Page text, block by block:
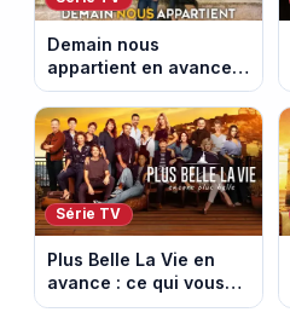
Demain nous
appartient en avance :
ce qui vous attend la
semaine du 10 au 14
août 2026 (spoiler)
Série TV
Plus Belle La Vie en
avance : ce qui vous
attend la semaine du